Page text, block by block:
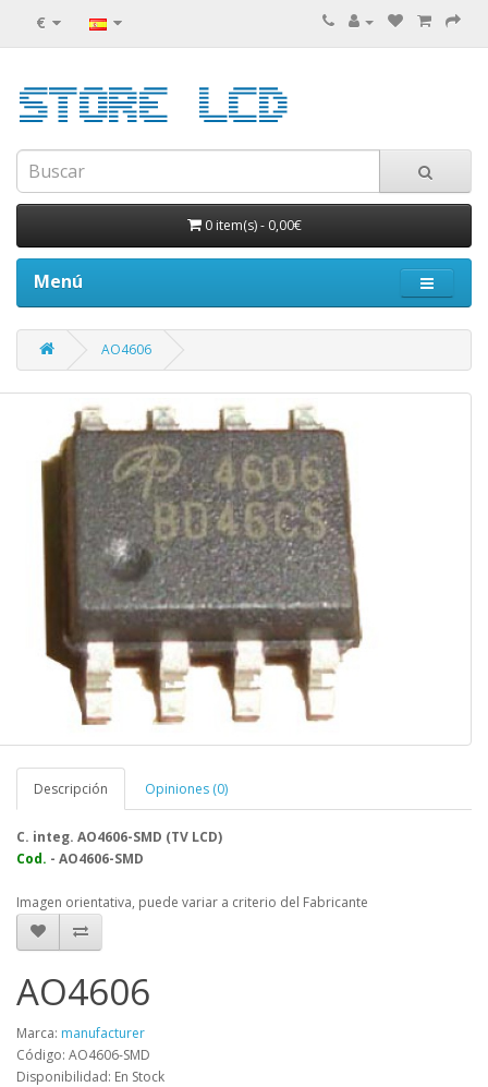
€
0 item(s)- 0,00€
Menú
AO4606
Descripción Opiniones (0)
C. integ. AO4606-SMD (TV LCD)
Cod. - AO4606-SMD
Imagen orientativa, puede variar a criterio del Fabricante
AO4606
Marca: manufacturer
Código: AO4606-SMD
Disponibilidad: En Stock